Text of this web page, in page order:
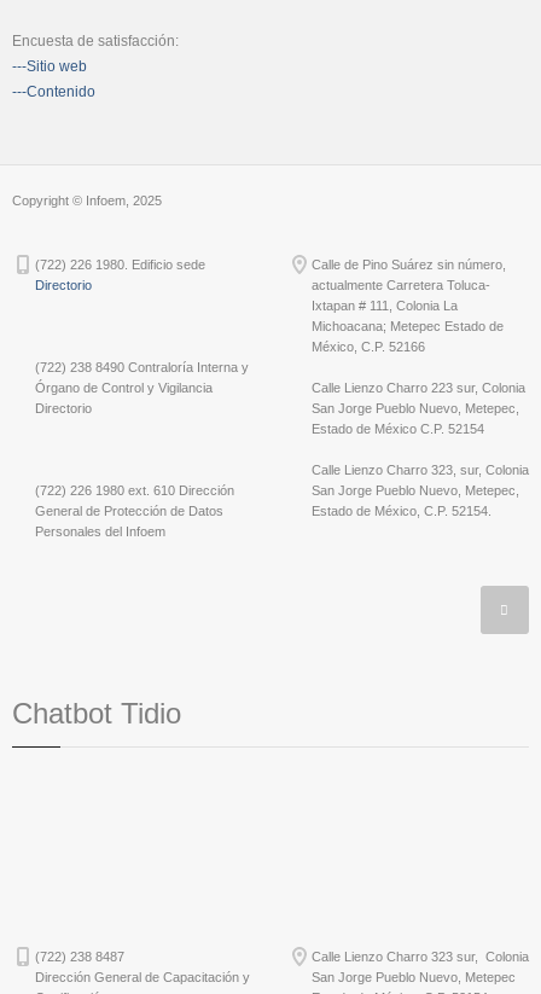
Encuesta de satisfacción:
---Sitio web
---Contenido
Copyright © Infoem, 2025
(722) 226 1980. Edificio sede
Directorio
(722) 238 8490 Contraloría Interna y
Órgano de Control y Vigilancia
Directorio
(722) 226 1980 ext. 610 Dirección
General de Protección de Datos
Personales del Infoem
Calle de Pino Suárez sin número,
actualmente Carretera Toluca-
Ixtapan # 111, Colonia La
Michoacana; Metepec Estado de
México, C.P. 52166
Calle Lienzo Charro 223 sur, Colonia
San Jorge Pueblo Nuevo, Metepec,
Estado de México C.P. 52154
Calle Lienzo Charro 323, sur, Colonia
San Jorge Pueblo Nuevo, Metepec,
Estado de México, C.P. 52154.
Chatbot Tidio
(722) 238 8487
Dirección General de Capacitación y
Calle Lienzo Charro 323 sur, Colonia
San Jorge Pueblo Nuevo, Metepec